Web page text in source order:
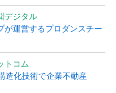
デジタル
が運営するプロダンスチー
トコム
造化技術で企業不動産